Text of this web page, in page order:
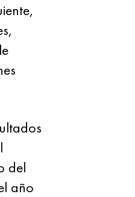
del
año